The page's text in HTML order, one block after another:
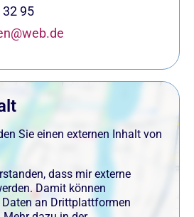
95
Sie einen externen Inhalt von
dass mir externe
Damit können
Daten an Drittplattformen